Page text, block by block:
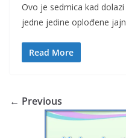
Ovo je sedmica kad
jedne jedine oplođene
Read More
← Previous